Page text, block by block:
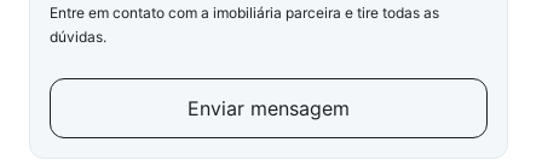
Entre em contato com a imobiliária parceira e tire todas as
dúvidas.
Enviar mensagem